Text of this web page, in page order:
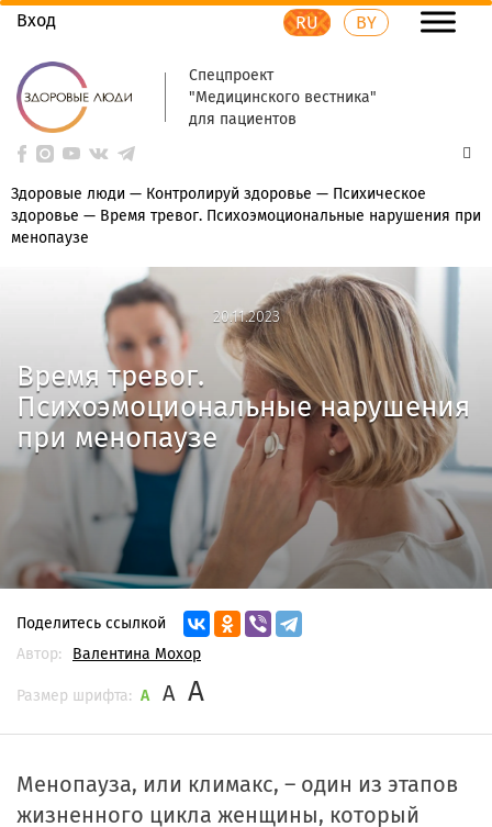
Вход RU BY
Спецпроект
"Медицинского вестника"
для пациентов
Здоровые люди — Контролируй здоровье — Психическое
здоровье — Время тревог. Психоэмоциональные нарушения при
менопаузе
20.11.2023
20.11.2023
Время тревог.
Психоэмоциональные нарушения
при менопаузе
Поделитесь ссылкой
Автор:
Валентина Мохор
Размер шрифта: A A A
Менопауза, или климакс, – один из этапов
жизненного цикла женщины, который